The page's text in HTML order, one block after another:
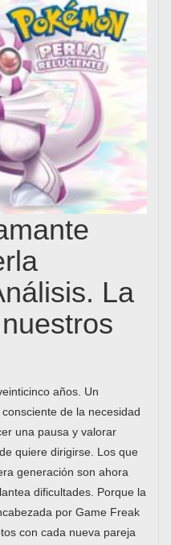
La
años. Un
de la necesidad
una pausa y valorar
quiere dirigirse. Los que
generación son ahora
dificultades. Porque la
por Game Freak
con cada nueva pareja